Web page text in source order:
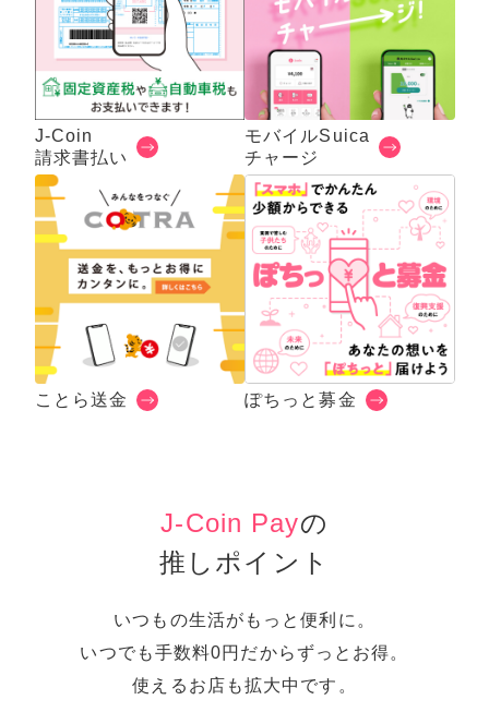
J-Coin
請求書払い
モバイルSuica
チャージ
ことら送金 ぽちっと募金
J-Coin Payの
推しポイント
いつもの生活がもっと便利に。
いつでも手数料0円だからずっとお得。
使えるお店も拡大中です。